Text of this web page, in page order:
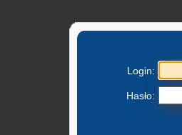
Login:
Hasło: